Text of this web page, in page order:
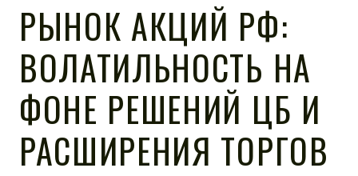
РЫНОК АКЦИЙ РФ:
ВОЛАТИЛЬНОСТЬ НА
ФОНЕ РЕШЕНИЙ ЦБ И
РАСШИРЕНИЯ ТОРГОВ